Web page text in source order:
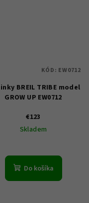
BREIL TRIBE model
GROW UP EW0712
€123
Skladem
Do košíka
KÓD: EW0712